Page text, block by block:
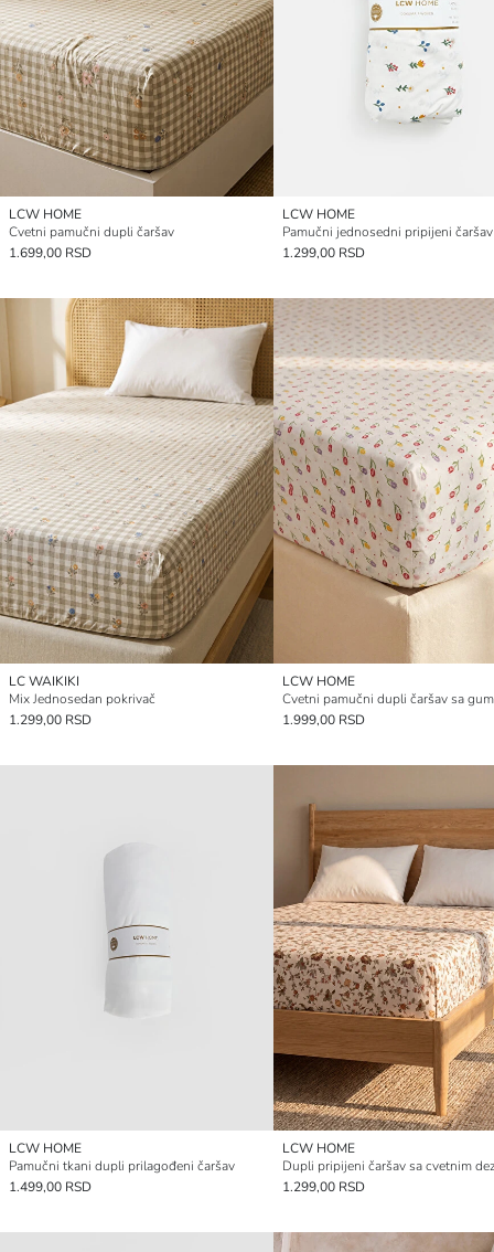
LCW HOME
Cvetni pamučni dupli čaršav
1.699,00 RSD
LCW HOME
1.299,00 RSD
LC WAIKIKI
Mix Jednosedan pokrivač
1.299,00 RSD
LCW HOME
Cvetni pamučni dupli čaršav sa
1.999,00 RSD
LCW HOME
Pamučni tkani dupli prilagođeni čaršav
1.499,00 RSD
LCW HOME
Dupli pripijeni čaršav sa cvetnim
1.299,00 RSD